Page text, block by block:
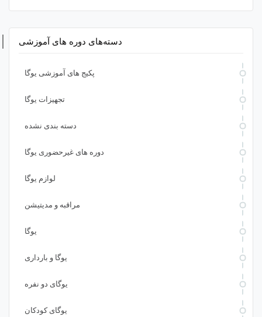
دسته‌های دوره های آموزشی
پکیج های آموزشی یوگا
تجهیزات یوگا
دسته بندی نشده
دوره های غیرحضوری یوگا
لوازم یوگا
مراقبه و مدیتیشن
یوگا
یوگا و بارداری
یوگای دو نفره
یوگای کودکان